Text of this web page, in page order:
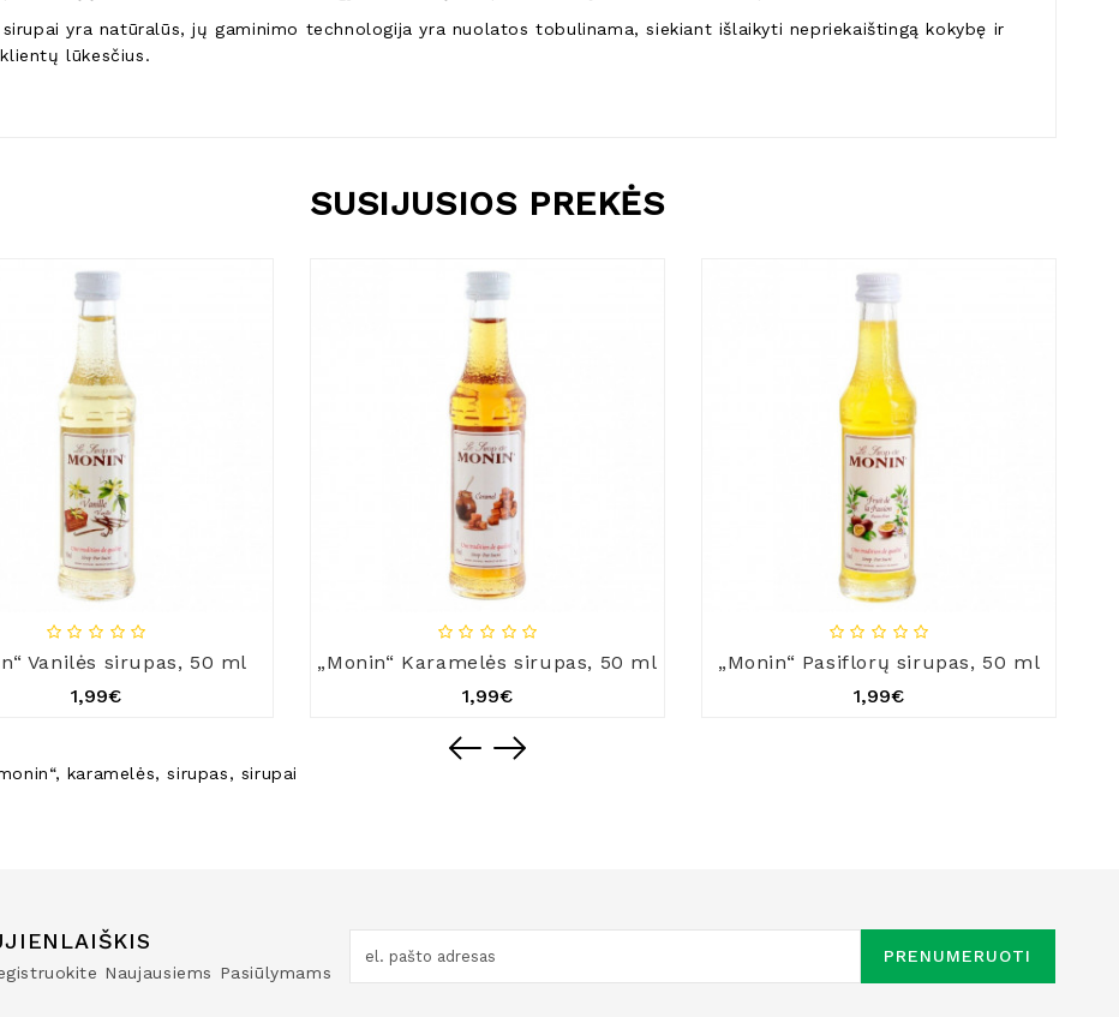
sirupai yra natūralūs, jų gaminimo technologija yra nuolatos tobulinama, siekiant išlaikyti nepriekaištingą kokybę ir
lūkesčius.
SUSIJUSIOS PREKĖS
Vanilės sirupas, 50 ml
1,99€
„Monin“ Karamelės sirupas, 50 ml
1,99€
„Monin“ Pasiflorų sirupas, 50 ml
1,99€
, karamelės,sirupas, sirupai
Naujausiems Pasiūlymams
PRENUMERUOTI